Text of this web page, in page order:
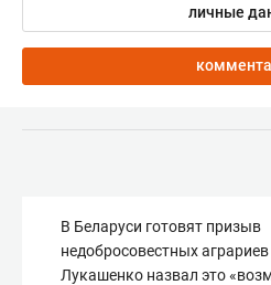
личные
В Беларуси готовят призыв
недобросовестных
Лукашенко назвал это